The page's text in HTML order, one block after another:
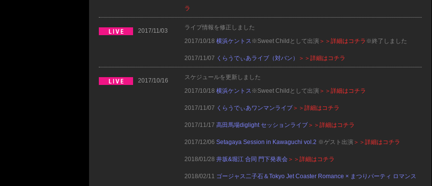
ラ
2017/11/03
ライブ情報を修正しました
2017/10/18 横浜ケントス ※Sweet Childとして出演 ＞＞詳細はコチラ ※終了しました
2017/11/07 くらうでぃあライブ（対バン） ＞＞詳細はコチラ
2017/10/16
スケジュールを更新しました
2017/10/18 横浜ケントス ※Sweet Childとして出演 ＞＞詳細はコチラ
2017/11/07 くらうでぃあワンマンライブ ＞＞詳細はコチラ
2017/11/17 高田馬場diglight セッションライブ ＞＞詳細はコチラ
2017/12/06 Setagaya Session in Kawaguchi vol.2 ※ゲスト出演 ＞＞詳細はコチラ
2018/01/28 井坂&堀江 合同 門下発表会 ＞＞詳細はコチラ
2018/02/11 ゴージャス二子石＆Tokyo Jet Coaster Romance × まつりパーティ ロマンス